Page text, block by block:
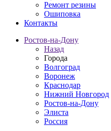
Ремонт резины
Ошиповка
Контакты
Ростов-на-Дону
Назад
Города
Волгоград
Воронеж
Краснодар
Нижний Новгород
Ростов-на-Дону
Элиста
Россия